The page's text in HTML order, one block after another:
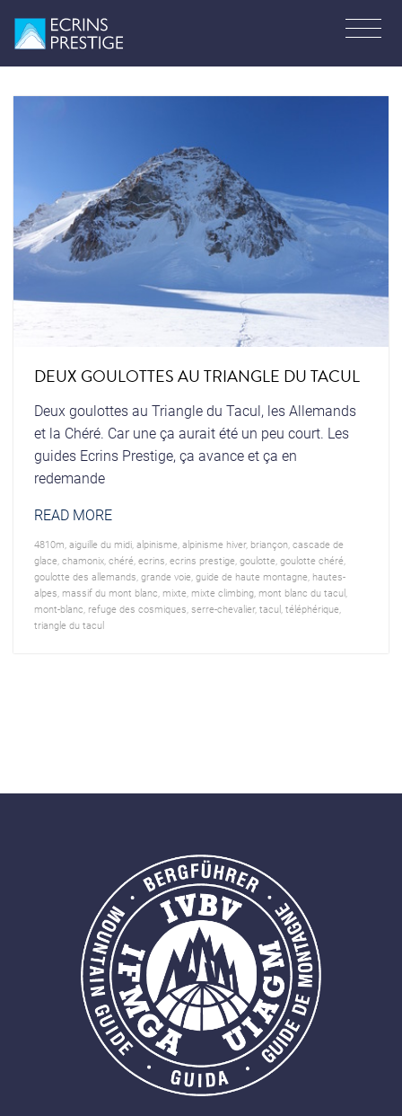
DEUX GOULOTTES AU TRIANGLE DU TACUL
Deux goulottes au Triangle du Tacul, les Allemands
et la Chéré. Car une ça aurait été un peu court. Les
guides Ecrins Prestige, ça avance et ça en
redemande
READ MORE
4810m aiguille du midi, alpinisme, alpinisme hiver, briançon cascade de
glace, chamonix, chéré, ecrins ecrins prestige, goulotte, goulotte chéré,
goulotte des allemands grande voie, guide de haute montagne, hautes-
alpes massif du mont blanc mixte, mixte climbing, mont blanc du tacul,
mont-blanc refuge des cosmiques serre-chevalier, tacul, téléphérique,
triangle du tacul